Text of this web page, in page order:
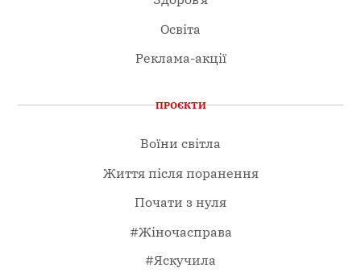
Освіта
Реклама-акції
ПРОЄКТИ
Воїни світла
Життя після поранення
Почати з нуля
#Жіночасправа
#Яскучила